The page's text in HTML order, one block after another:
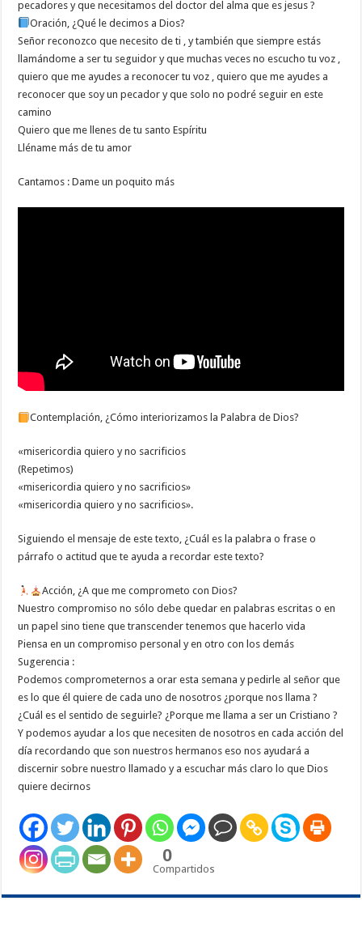
pecadores y que necesitamos del doctor del alma que es jesus ?
Oración, ¿Qué le decimos a Dios?
Señor reconozco que necesito de ti , y también que siempre estás
llamándome a ser tu seguidor y que muchas veces no escucho tu voz ,
quiero que me ayudes a reconocer tu voz , quiero que me ayudes a
reconocer que soy un pecador y que solo no podré seguir en este
camino
Quiero que me llenes de tu santo Espíritu
Lléname más de tu amor
Cantamos : Dame un poquito más
Contemplación, ¿Cómo interiorizamos la Palabra de Dios?
«misericordia quiero y no sacrificios
(Repetimos)
«misericordia quiero y no sacrificios»
«misericordia quiero y no sacrificios».
Siguiendo el mensaje de este texto, ¿Cuál es la palabra o frase o
párrafo o actitud que te ayuda a recordar este texto?
Acción, ¿A que me comprometo con Dios?
Nuestro compromiso no sólo debe quedar en palabras escritas o en
un papel sino tiene que transcender tenemos que hacerlo vida
Piensa en un compromiso personal y en otro con los demás
Sugerencia :
Podemos comprometernos a orar esta semana y pedirle al señor que
es lo que él quiere de cada uno de nosotros ¿porque nos llama ?
¿Cuál es el sentido de seguirle? ¿Porque me llama a ser un Cristiano ?
Y podemos ayudar a los que necesiten de nosotros en cada acción del
día recordando que son nuestros hermanos eso nos ayudará a
discernir sobre nuestro llamado y a escuchar más claro lo que Dios
quiere decirnos
0
Compartidos